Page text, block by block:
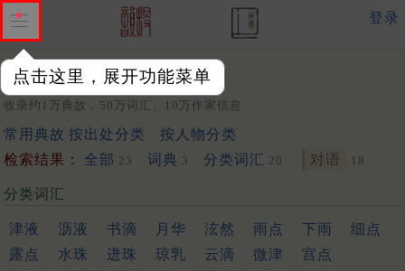
点击这里，展开功能菜单
登录
关键词：
收录约1万典故，50万词汇、10万作家信息
常用典故 按出处分类
按人物分类
检索结果：
全部 23 词典 3 分类词汇 20 对语 18
分类词汇
津液 沥液 书滴 月华 泫然 雨点 下雨
细点
露点
水珠 迸珠 琼乳 云滴 微津
宫点